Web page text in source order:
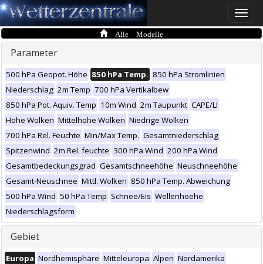
Toggle
Alle Modelle
Parameter
500 hPa Geopot. Höhe 850 hPa Temp. 850 hPa Stromlinien
Niederschlag 2m Temp 700 hPa Vertikalbew
850 hPa Pot. Äquiv. Temp 10m Wind 2m Taupunkt CAPE/LI
Hohe Wolken Mittelhohe Wolken Niedrige Wolken
700 hPa Rel. Feuchte Min/Max Temp. Gesamtniederschlag
Spitzenwind 2m Rel. feuchte 300 hPa Wind 200 hPa Wind
Gesamtbedeckungsgrad Gesamtschneehöhe Neuschneehöhe
Gesamt-Neuschnee Mittl. Wolken 850 hPa Temp. Abweichung
500 hPa Wind 50 hPa Temp Schnee/Eis Wellenhoehe
Niederschlagsform
Gebiet
Europa Nordhemisphäre Mitteleuropa Alpen Nordamerika